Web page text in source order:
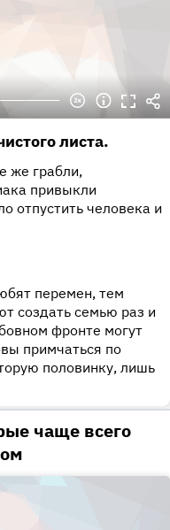
листа.
же грабли,
привыкли
отпустить человека и
перемен, тем
создать семью раз и
фронте могут
примчаться по
половинку, лишь
чаще всего